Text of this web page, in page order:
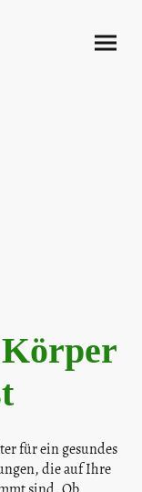
für ein gesundes
die auf Ihre